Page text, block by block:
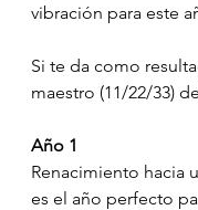
vibración para este
Si te da como
maestro (11/22/33)
Año 1
Renacimiento hacia
es el año perfecto